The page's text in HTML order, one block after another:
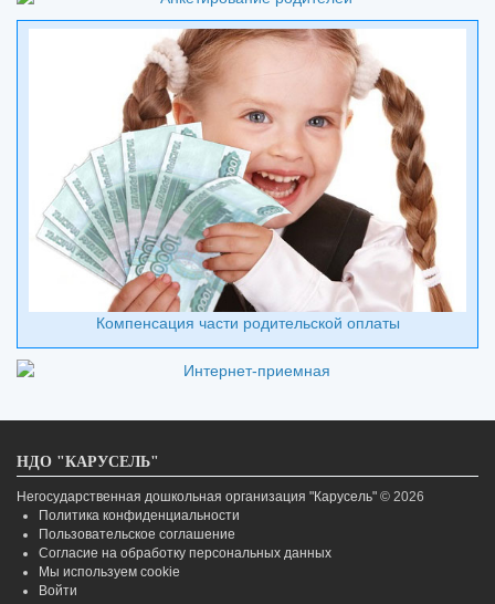
Компенсация части родительской оплаты
НДО "КАРУСЕЛЬ"
Негосударственная дошкольная организация "Карусель" © 2026
Политика конфиденциальности
Пользовательское соглашение
Согласие на обработку персональных данных
Мы используем cookie
Войти